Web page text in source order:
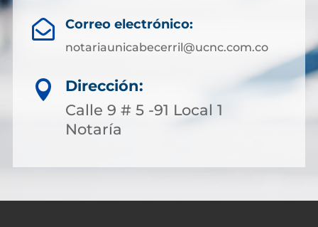
 Correo electrónico:
notariaunicabecerril@ucnc.com.co

Dirección:
Calle 9 # 5 -91 Local 1
Notaría